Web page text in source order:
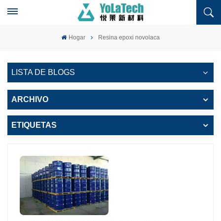
Hogar Resina epoxi novolaca
LISTA DE BLOGS
ARCHIVO
ETIQUETAS